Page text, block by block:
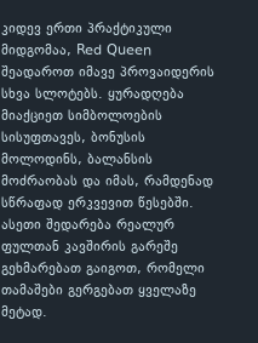
კიდევ ერთი პრაქტიკული
მიდგომაა, Red Queen
შეადაროთ იმავე პროვაიდერის
სხვა სლოტებს. ყურადღება
მიაქციეთ სიმბოლოების
სისუფთავეს, ბონუსის
მოლოდინს, ბალანსის
მოძრაობას და იმას, რამდენად
სწრაფად ერკვევით წესებში.
ასეთი შედარება რეალურ
ფულთან კავშირის გარეშე
გეხმარებათ გაიგოთ, რომელი
თამაშები გერგებათ ყველაზე
მეტად.